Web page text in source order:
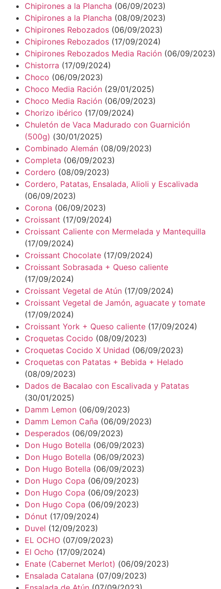
Chipirones a la Plancha (06/09/2023)
Chipirones a la Plancha (08/09/2023)
Chipirones Rebozados (06/09/2023)
Chipirones Rebozados (17/09/2024)
Chipirones Rebozados Media Ración (06/09/2023)
Chistorra (17/09/2024)
Choco (06/09/2023)
Choco Media Ración (29/01/2025)
Choco Media Ración (06/09/2023)
Chorizo ibérico (17/09/2024)
Chuletón de Vaca Madurado con Guarnición
(500g) (30/01/2025)
Combinado Alemán (08/09/2023)
Completa (06/09/2023)
Cordero (08/09/2023)
Cordero, Patatas, Ensalada, Alioli y Escalivada
(06/09/2023)
Corona (06/09/2023)
Croissant (17/09/2024)
Croissant Caliente con Mermelada y Mantequilla
(17/09/2024)
Croissant Chocolate (17/09/2024)
Croissant Sobrasada + Queso caliente
(17/09/2024)
Croissant Vegetal de Atún (17/09/2024)
Croissant Vegetal de Jamón, aguacate y tomate
(17/09/2024)
Croissant York + Queso caliente (17/09/2024)
Croquetas Cocido (08/09/2023)
Croquetas Cocido X Unidad (06/09/2023)
Croquetas con Patatas + Bebida + Helado
(08/09/2023)
Dados de Bacalao con Escalivada y Patatas
(30/01/2025)
Damm Lemon (06/09/2023)
Damm Lemon Caña (06/09/2023)
Desperados (06/09/2023)
Don Hugo Botella (06/09/2023)
Don Hugo Botella (06/09/2023)
Don Hugo Botella (06/09/2023)
Don Hugo Copa (06/09/2023)
Don Hugo Copa (06/09/2023)
Don Hugo Copa (06/09/2023)
Dónut (17/09/2024)
Duvel (12/09/2023)
EL OCHO (07/09/2023)
El Ocho (17/09/2024)
Enate (Cabernet Merlot) (06/09/2023)
Ensalada Catalana (07/09/2023)